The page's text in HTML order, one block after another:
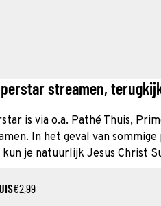
streamen,
is via o.a. Pathé Thuis,
In het geval van sommige
je natuurlijk Jesus Christ
€2,99